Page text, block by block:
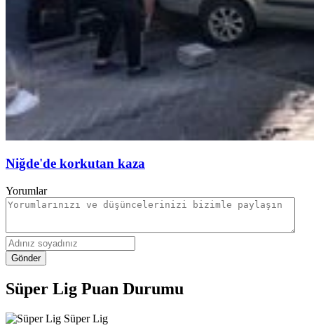
Niğde'de korkutan kaza
Yorumlar
Gönder
Süper Lig Puan Durumu
Süper Lig